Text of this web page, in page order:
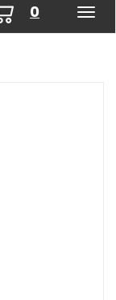
0 prodotti
inseriti